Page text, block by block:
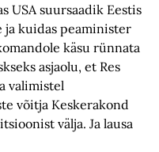
USA suursaadik Eestis
ja kuidas peaminister
käsu rünnata
asjaolu, et Res
valimistel
võitja Keskerakond
välja. Ja lausa